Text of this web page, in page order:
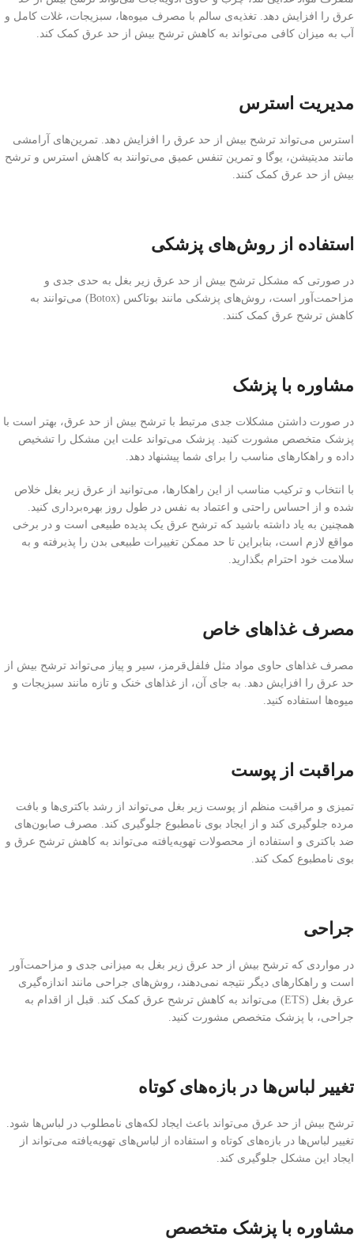
عرق را افزایش دهد. تغذیه‌ی سالم با مصرف میوه‌ها، سبزیجات، غلات کامل و
آب به میزان کافی می‌تواند به کاهش ترشح بیش از حد عرق کمک کند.
مدیریت استرس
استرس می‌تواند ترشح بیش از حد عرق را افزایش دهد. تمرین‌های آرامشی
مانند مدیتیشن، یوگا و تمرین تنفس عمیق می‌توانند به کاهش استرس و ترشح
بیش از حد عرق کمک کنند.
استفاده از روش‌های پزشکی
در صورتی که مشکل ترشح بیش از حد عرق زیر بغل به حدی جدی و
مزاحمت‌آور است، روش‌های پزشکی مانند بوتاکس (Botox) می‌توانند به
کاهش ترشح عرق کمک کنند.
مشاوره با پزشک
در صورت داشتن مشکلات جدی مرتبط با ترشح بیش از حد عرق، بهتر است با
پزشک متخصص مشورت کنید. پزشک می‌تواند علت این مشکل را تشخیص
داده و راهکارهای مناسب را برای شما پیشنهاد دهد.
با انتخاب و ترکیب مناسب از این راهکارها، می‌توانید از عرق زیر بغل خلاص
شده و از احساس راحتی و اعتماد به نفس در طول روز بهره‌برداری کنید.
همچنین به یاد داشته باشید که ترشح عرق یک پدیده طبیعی است و در برخی
مواقع لازم است، بنابراین تا حد ممکن تغییرات طبیعی بدن را پذیرفته و به
سلامت خود احترام بگذارید.
مصرف غذاهای خاص
مصرف غذاهای حاوی مواد مثل فلفل‌قرمز، سیر و پیاز می‌تواند ترشح بیش از
حد عرق را افزایش دهد. به جای آن، از غذاهای خنک و تازه مانند سبزیجات و
میوه‌ها استفاده کنید.
مراقبت از پوست
تمیزی و مراقبت منظم از پوست زیر بغل می‌تواند از رشد باکتری‌ها و بافت
مرده جلوگیری کند و از ایجاد بوی نامطبوع جلوگیری کند. مصرف صابون‌های
ضد باکتری و استفاده از محصولات تهویه‌یافته می‌تواند به کاهش ترشح عرق و
بوی نامطبوع کمک کند.
جراحی
در مواردی که ترشح بیش از حد عرق زیر بغل به میزانی جدی و مزاحمت‌آور
است و راهکارهای دیگر نتیجه نمی‌دهند، روش‌های جراحی مانند اندازه‌گیری
عرق بغل (ETS) می‌تواند به کاهش ترشح عرق کمک کند. قبل از اقدام به
جراحی، با پزشک متخصص مشورت کنید.
تغییر لباس‌ها در بازه‌های کوتاه
ترشح بیش از حد عرق می‌تواند باعث ایجاد لکه‌های نامطلوب در لباس‌ها شود.
تغییر لباس‌ها در بازه‌های کوتاه و استفاده از لباس‌های تهویه‌یافته می‌تواند از
ایجاد این مشکل جلوگیری کند.
مشاوره با پزشک متخصص